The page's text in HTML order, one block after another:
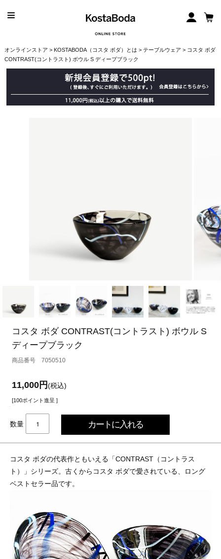
オンラインストア > KOSTABODA（コスタ ボダ）とは > テーブルウェア > コスタ ボダ
CONTRAST(コントラスト) ボウル S ディープブラック
コスタ ボダ CONTRAST(コントラスト) ボウル S
ディープブラック
7050510
11,000円(税込)
[100ポイント進呈 ]
数量
コスタ ボダの代表作ともいえる「CONTRAST（コントラス
ト）」シリーズ。古くからコスタ ボダで愛されている、ロング
ベストセラー品です。